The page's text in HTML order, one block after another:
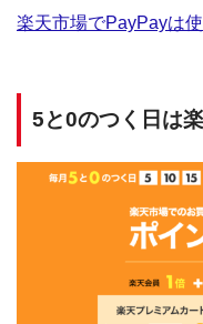
楽天市場でPayPayは
5と0のつく日は